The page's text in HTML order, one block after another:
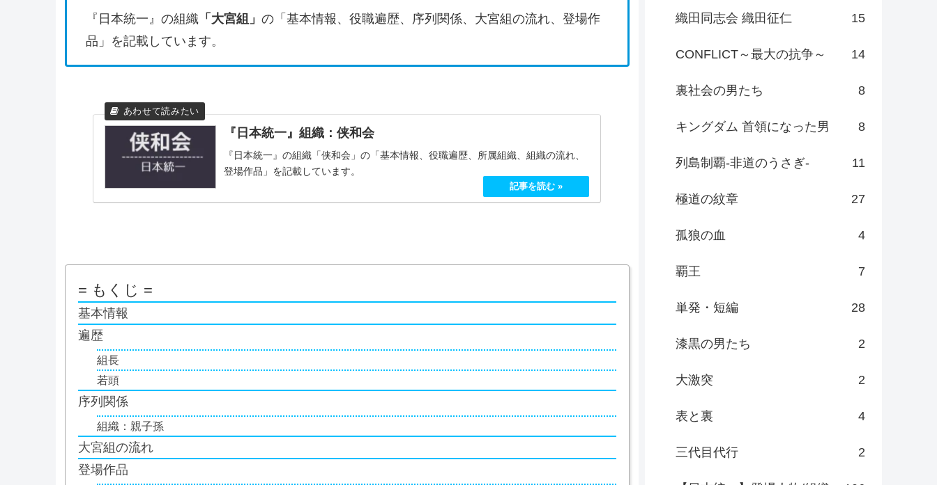
『日本統一』の組織「大宮組」 の「基本情報、役職遍歴、序列関係、大宮組の流れ、登場作
品」を記載しています。
『日本統一』組織：侠和会
『日本統一』の組織「侠和会」の「基本情報、役職遍歴、所属組織、組織の流れ、
登場作品」を記載しています。
= もくじ =
基本情報
遍歴
組長
若頭
序列関係
組織：親子孫
大宮組の流れ
登場作品
織田同志会 織田征仁 15
CONFLICT～最大の抗争～ 14
裏社会の男たち 8
キングダム 首領になった男 8
列島制覇-非道のうさぎ- 11
極道の紋章 27
孤狼の血 4
覇王 7
単発・短編 28
漆黒の男たち 2
大激突 2
表と裏 4
三代目代行 2